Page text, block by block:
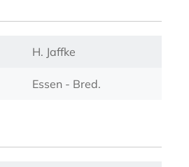
H. Jaffke
Essen - Bred.